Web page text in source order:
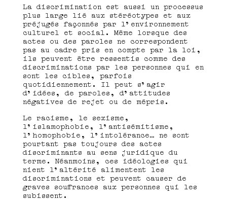
La discrimination est aussi un processus
plus large lié aux stéréotypes et aux
préjugés façonnés par l’environnement
culturel et social. Même lorsque des
actes ou des paroles ne correspondent
pas au cadre pris en compte par la loi,
ils peuvent être ressentis comme des
discriminations par les personnes qui en
sont les cibles, parfois
quotidiennement. Il peut s’agir
d’idées, de paroles, d’attitudes
négatives de rejet ou de mépris.
Le racisme, le sexisme,
l’islamophobie, l’antisémitisme,
l’homophobie, l’intolérance… ne sont
pourtant pas toujours des actes
discriminants au sens juridique du
terme. Néanmoins, ces idéologies qui
nient l’altérité alimentent les
discriminations et peuvent causer de
graves souffrances aux personnes qui les
subissent.